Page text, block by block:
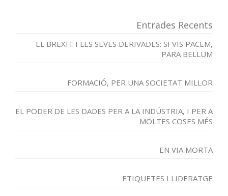
Entrades Recents
EL BREXIT I LES SEVES DERIVADES: SI VIS PACEM,
PARA BELLUM
FORMACIÓ, PER UNA SOCIETAT MILLOR
EL PODER DE LES DADES PER A LA INDÚSTRIA, I PER A
MOLTES COSES MÉS
EN VIA MORTA
ETIQUETES I LIDERATGE